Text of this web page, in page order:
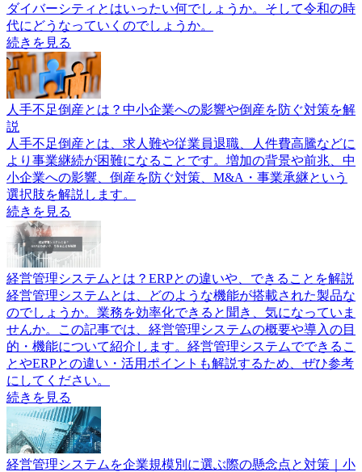
ダイバーシティとはいったい何でしょうか。そして令和の時
代にどうなっていくのでしょうか。
続きを見る
人手不足倒産とは？中小企業への影響や倒産を防ぐ対策を解
説
人手不足倒産とは、求人難や従業員退職、人件費高騰などに
より事業継続が困難になることです。増加の背景や前兆、中
小企業への影響、倒産を防ぐ対策、M&A・事業承継という
選択肢を解説します。
続きを見る
経営管理システムとは？ERPとの違いや、できることを解説
経営管理システムとは、どのような機能が搭載された製品な
のでしょうか。業務を効率化できると聞き、気になっていま
せんか。この記事では、経営管理システムの概要や導入の目
的・機能について紹介します。経営管理システムでできるこ
とやERPとの違い・活用ポイントも解説するため、ぜひ参考
にしてください。
続きを見る
経営管理システムを企業規模別に選ぶ際の懸念点と対策｜小